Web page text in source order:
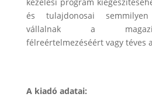
és tulajdonosai
vállalnak a
félreértelmezéséért vagy téves
A kiadó adatai: